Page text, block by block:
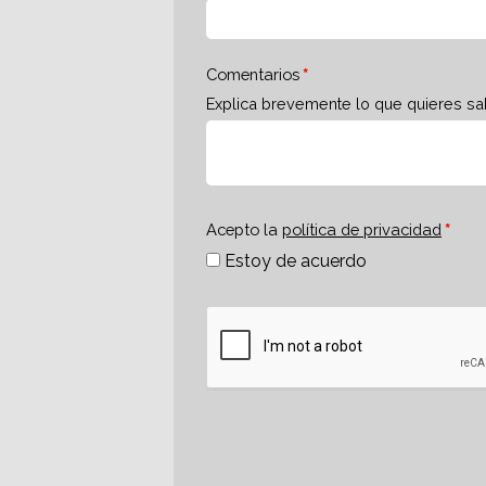
Comentarios
Explica brevemente lo que quieres
Acepto la política de privacidad
Estoy de acuerdo